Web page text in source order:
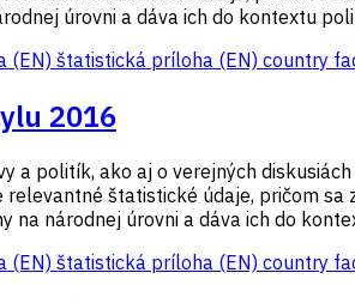
úrovni a dáva ich do kontextu
(EN) štatistická príloha (EN) country
2016
politík, ako aj o verejných
štatistické údaje, pričom
na národnej úrovni a dáva ich do
(EN) štatistická príloha (EN) country